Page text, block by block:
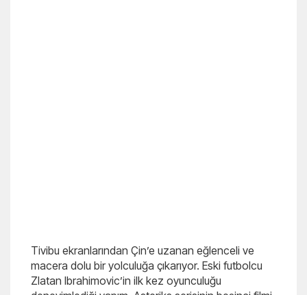
Tivibu ekranlarından Çin’e uzanan eğlenceli ve
macera dolu bir yolculuğa çıkarıyor. Eski futbolcu
Zlatan Ibrahimovic’in ilk kez oyunculuğu